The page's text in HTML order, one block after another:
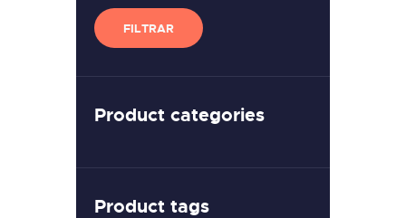
mínimo
máximo
FILTRAR
Product categories
Product tags